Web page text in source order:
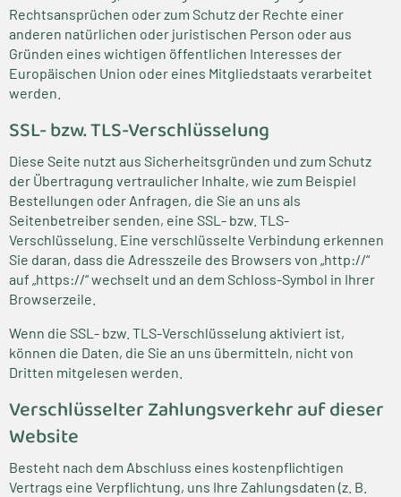
Rechtsansprüchen oder zum Schutz der Rechte einer
anderen natürlichen oder juristischen Person oder aus
Gründen eines wichtigen öffentlichen Interesses der
Europäischen Union oder eines Mitgliedstaats verarbeitet
werden.
SSL- bzw. TLS-Verschlüsselung
Diese Seite nutzt aus Sicherheitsgründen und zum Schutz
der Übertragung vertraulicher Inhalte, wie zum Beispiel
Bestellungen oder Anfragen, die Sie an uns als
Seitenbetreiber senden, eine SSL- bzw. TLS-
Verschlüsselung. Eine verschlüsselte Verbindung erkennen
Sie daran, dass die Adresszeile des Browsers von „http://“
auf „https://“ wechselt und an dem Schloss-Symbol in Ihrer
Browserzeile.
Wenn die SSL- bzw. TLS-Verschlüsselung aktiviert ist,
können die Daten, die Sie an uns übermitteln, nicht von
Dritten mitgelesen werden.
Verschlüsselter Zahlungsverkehr auf dieser
Website
Besteht nach dem Abschluss eines kostenpflichtigen
Vertrags eine Verpflichtung, uns Ihre Zahlungsdaten (z. B.